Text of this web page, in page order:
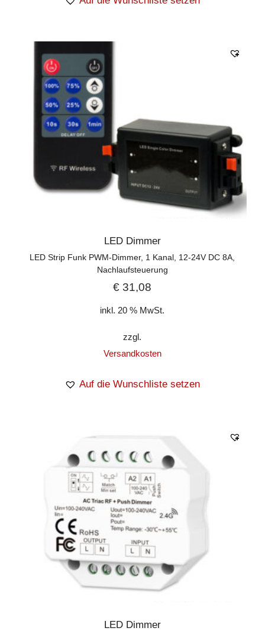
LED Dimmer
LED Strip Funk PWM-Dimmer, 1 Kanal, 12-24V DC 8A,
Nachlaufsteuerung
€ 31,08
inkl. 20 % MwSt.
zzgl.
Versandkosten
Auf die Wunschliste setzen
LED Dimmer